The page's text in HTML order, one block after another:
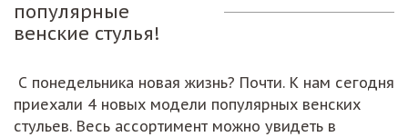
популярные
венские стулья!
С понедельника новая жизнь? Почти. К нам сегодня
приехали 4 новых модели популярных венских
стульев. Весь ассортимент можно увидеть в